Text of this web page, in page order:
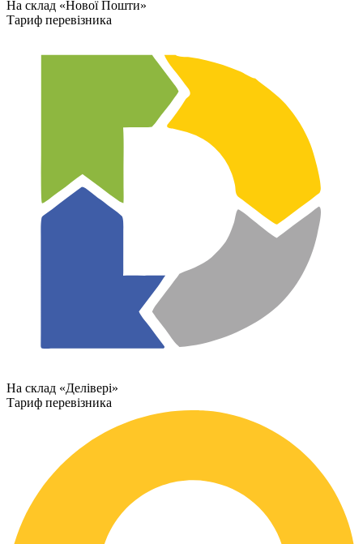
На склад «Нової Пошти»
Тариф перевізника
На склад «Делівері»
Тариф перевізника